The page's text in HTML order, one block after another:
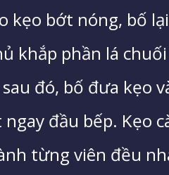
kẹo bớt nóng, bố
khắp phần lá
đó, bố đưa kẹo
ngay đầu bếp. Kẹo
từng viên đều